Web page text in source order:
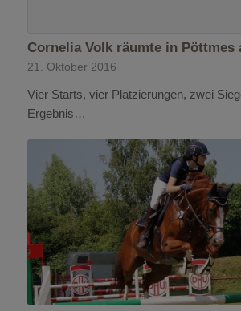
Cornelia Volk räumte in Pöttmes
21. Oktober 2016
Vier Starts, vier Platzierungen, zwei
Ergebnis…